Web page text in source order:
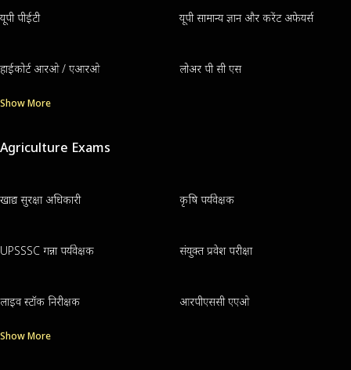
यूपी पीईटी यूपी सामान्य ज्ञान और करेंट अफेयर्स
हाईकोर्ट आरओ / एआरओ लोअर पी सी एस
Show More
Agriculture Exams
खाद्य सुरक्षा अधिकारी कृषि पर्यवेक्षक
UPSSSC गन्ना पर्यवेक्षक संयुक्त प्रवेश परीक्षा
लाइव स्टॉक निरीक्षक आरपीएससी एएओ
Show More